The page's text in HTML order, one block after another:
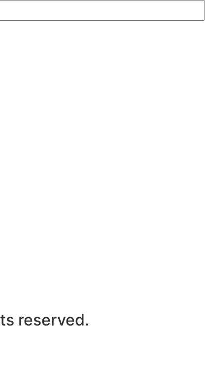
reserved.